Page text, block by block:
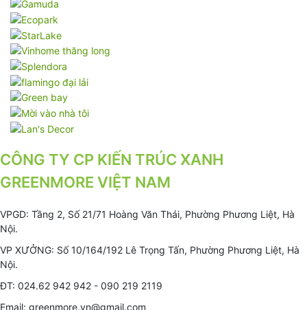
CÔNG TY CP KIẾN TRÚC XANH
GREENMORE VIỆT NAM
VPGD: Tầng 2, Số 21/71 Hoàng Văn Thái, Phường Phương Liệt, Hà
Nội.
VP XƯỞNG: Số 10/164/192 Lê Trọng Tấn, Phường Phương Liệt, Hà
Nội.
ĐT: 024.62 942 942 - 090 219 2119
Email: greenmore.vn@gmail.com